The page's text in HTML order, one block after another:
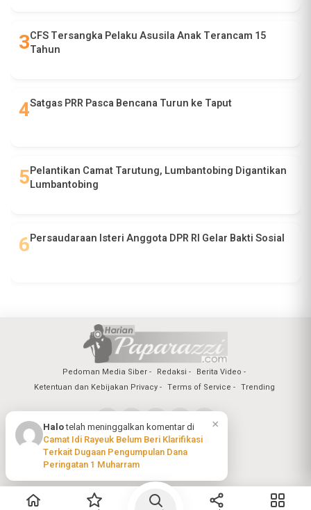
CFS Tersangka Pelaku Asusila Anak Terancam 15
Tahun
Satgas PRR Pasca Bencana Turun ke Taput
Pelantikan Camat Tarutung, Lumbantobing Digantikan
Lumbantobing
Persaudaraan Isteri Anggota DPR RI Gelar Bakti Sosial
Pedoman Media Siber Redaksi
Berita Video
Ketentuan dan Kebijakan Privacy
Terms of Service Trending
Copyright @2026 Harian Paparazzi
All Rights Reserved
×
Halotelah meninggalkan komentar di
Camat Idi Rayeuk Belum Beri Klarifikasi
Terkait Dugaan Pengumpulan Dana
Peringatan 1 Muharram